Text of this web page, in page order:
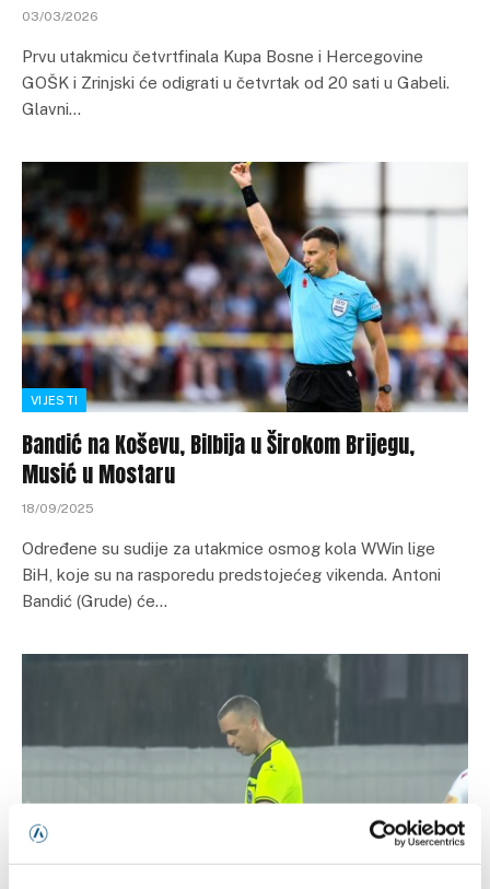
03/03/2026
Prvu utakmicu četvrtfinala Kupa Bosne i Hercegovine
GOŠK i Zrinjski će odigrati u četvrtak od 20 sati u Gabeli.
Glavni…
VIJESTI
Bandić na Koševu, Bilbija u Širokom Brijegu,
Musić u Mostaru
18/09/2025
Određene su sudije za utakmice osmog kola WWin lige
BiH, koje su na rasporedu predstojećeg vikenda. Antoni
Bandić (Grude) će…